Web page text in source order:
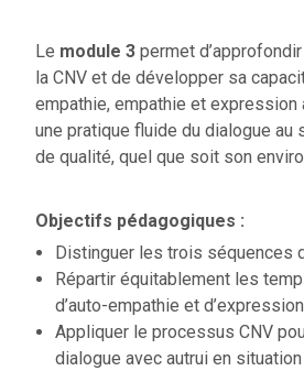
Le module 3 permet
la CNV et de développer sa
empathie, empathie et expression
une pratique fluide du dialogue au
de qualité, quel que soit son
Objectifs pédagogiques :
Distinguer les trois séquences
Répartir équitablement les
d’auto-empathie et
Appliquer le processus CNV
dialogue avec autrui en